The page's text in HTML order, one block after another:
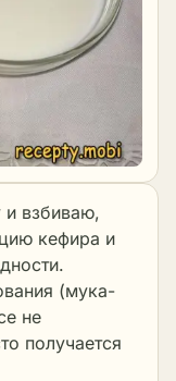
взбиваю,
кефира и
(мука-
не
получается